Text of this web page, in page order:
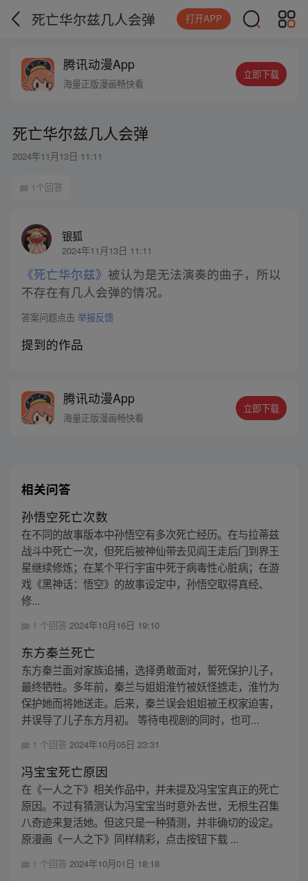
死亡华尔兹几人会弹 打开APP
腾讯动漫App
海量正版漫画畅快看
立即下载
死亡华尔兹几人会弹
2024年11月13日 11:11
1个回答
银狐
2024年11月13日 11:11
《死亡华尔兹》 被认为是无法演奏的曲子，所以
不存在有几人会弹的情况。
答案问题点击 举报反馈
提到的作品
腾讯动漫App
海量正版漫画畅快看
立即下载
相关问答
孙悟空死亡次数
在不同的故事版本中孙悟空有多次死亡经历。在与拉蒂兹
战斗中死亡一次，但死后被神仙带去见阎王走后门到界王
星继续修炼；在某个平行宇宙中死于病毒性心脏病；在游
戏《黑神话：悟空》的故事设定中，孙悟空取得真经、
修...
1 个回答 2024年10月16日 19:10
东方秦兰死亡
东方秦兰面对家族追捕，选择勇敢面对，誓死保护儿子，
最终牺牲。多年前，秦兰与姐姐淮竹被妖怪掳走，淮竹为
保护她而将她送走。后来，秦兰误会姐姐被王权家迫害，
并误导了儿子东方月初。 等待电视剧的同时，也可...
1 个回答 2024年10月05日 23:31
冯宝宝死亡原因
在《一人之下》相关作品中，并未提及冯宝宝真正的死亡
原因。不过有猜测认为冯宝宝当时意外去世，无根生召集
八奇迹来复活她。但这只是一种猜测，并非确切的设定。
原漫画《一人之下》同样精彩，点击按钮下载 ...
1 个回答 2024年10月01日 18:18